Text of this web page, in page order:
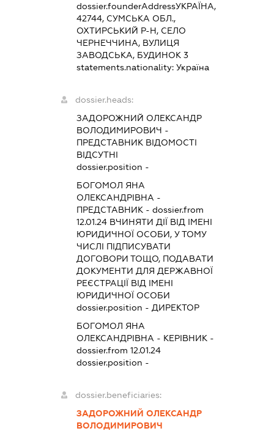
dossier.founderAddressУКРАЇНА,
42744, СУМСЬКА ОБЛ.,
ОХТИРСЬКИЙ Р-Н, СЕЛО
ЧЕРНЕЧЧИНА, ВУЛИЦЯ
ЗАВОДСЬКА, БУДИНОК 3
statements.nationality: Україна
dossier.heads:
ЗАДОРОЖНИЙ ОЛЕКСАНДР
ВОЛОДИМИРОВИЧ -
ПРЕДСТАВНИК ВІДОМОСТІ
ВІДСУТНІ
dossier.position -
БОГОМОЛ ЯНА
ОЛЕКСАНДРІВНА -
ПРЕДСТАВНИК - dossier.from
12.01.24ВЧИНЯТИ ДІЇ ВІД ІМЕНІ
ЮРИДИЧНОЇ ОСОБИ, У ТОМУ
ЧИСЛІ ПІДПИСУВАТИ
ДОГОВОРИ ТОЩО, ПОДАВАТИ
ДОКУМЕНТИ ДЛЯ ДЕРЖАВНОЇ
РЕЄСТРАЦІЇ ВІД ІМЕНІ
ЮРИДИЧНОЇ ОСОБИ
dossier.position - ДИРЕКТОР
БОГОМОЛ ЯНА
ОЛЕКСАНДРІВНА - КЕРІВНИК -
dossier.from 12.01.24
dossier.position -
dossier.beneficiaries:
ЗАДОРОЖНИЙ ОЛЕКСАНДР
ВОЛОДИМИРОВИЧ